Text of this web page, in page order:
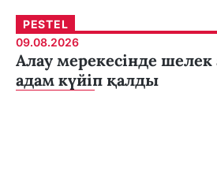
PESTEL
09.08.2026
Алау мерекесінде
адам күйіп қалды